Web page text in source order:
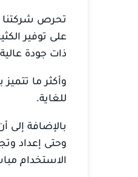
تحرص شركتنا
على توفير
ذات جودة
وأكثر ما
للغاية.
بالإضافة إلى
وحتى إعداد
الاستخدام